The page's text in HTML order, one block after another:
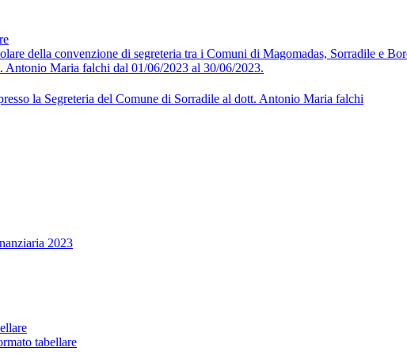
della convenzione di segreteria tra i Comuni di Magomadas, Sorradile e
Antonio Maria falchi dal 01/06/2023 al 30/06/2023.
la Segreteria del Comune di Sorradile al dott. Antonio Maria falchi
2023
tabellare